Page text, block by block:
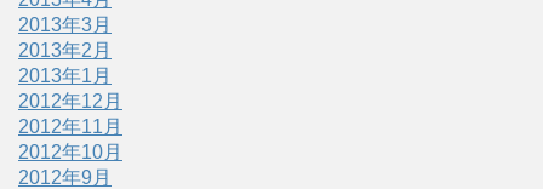
2013年3月
2013年2月
2013年1月
2012年12月
2012年11月
2012年10月
2012年9月